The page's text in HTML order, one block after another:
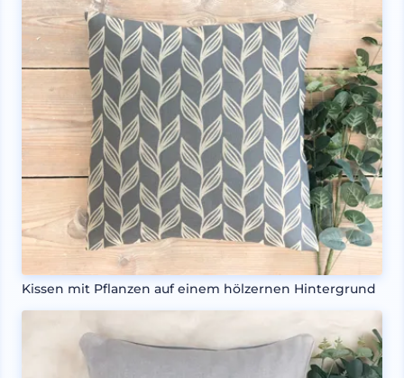
Kissen mit Pflanzen auf einem hölzernen Hintergrund